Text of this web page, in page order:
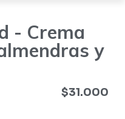
- Crema
y
$31.000